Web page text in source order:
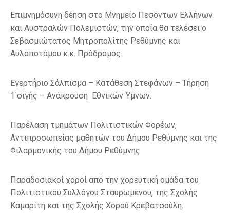
Επιμνημόσυνη δέηση στο Μνημείο Πεσόντων Ελλήνων
και Αυστραλών Πολεμιστών, την οποία θα τελέσει ο
Σεβασμιώτατος Μητροπολίτης Ρεθύμνης και
Αυλοποτάμου κ.κ. Πρόδρομος.
Εγερτήριο Σάλπισμα – Κατάθεση Στεφάνων – Τήρηση
1΄σιγής – Ανάκρουση Εθνικών Ύμνων.
Παρέλαση τμημάτων Πολιτιστικών Φορέων,
Αντιπροσωπείας μαθητών του Δήμου Ρεθύμνης και της
Φιλαρμονικής του Δήμου Ρεθύμνης
Παραδοσιακοί χοροί από την χορευτική ομάδα του
Πολιτιστικού Συλλόγου Σταυρωμένου, της Σχολής
Καμαρίτη και της Σχολής Χορού Κρεβατσούλη.